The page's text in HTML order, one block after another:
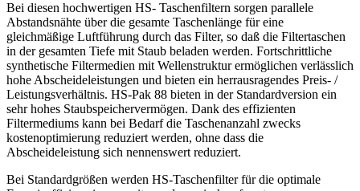
Bei diesen hochwertigen HS- Taschenfiltern sorgen parallele
Abstandsnähte über die gesamte Taschenlänge für eine
gleichmäßige Luftführung durch das Filter, so daß die Filtertaschen
in der gesamten Tiefe mit Staub beladen werden. Fortschrittliche
synthetische Filtermedien mit Wellenstruktur ermöglichen verlässlich
hohe Abscheideleistungen und bieten ein herrausragendes Preis- /
Leistungsverhältnis. HS-Pak 88 bieten in der Standardversion ein
sehr hohes Staubspeichervermögen. Dank des effizienten
Filtermediums kann bei Bedarf die Taschenanzahl zwecks
kostenoptimierung reduziert werden, ohne dass die
Abscheideleistung sich nennenswert reduziert.
Bei Standardgrößen werden HS-Taschenfilter für die optimale